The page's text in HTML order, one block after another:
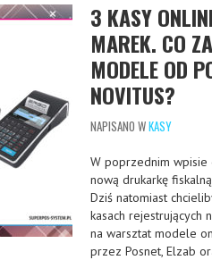
3 KASY
MAREK. CO
MODELE OD
NOVITUS?
NAPISANO WKASY
W poprzednim wpisie
nową drukarkę
Dziś natomiast
kasach rejestrujących
na warsztat modele
przez Posnet, Elzab